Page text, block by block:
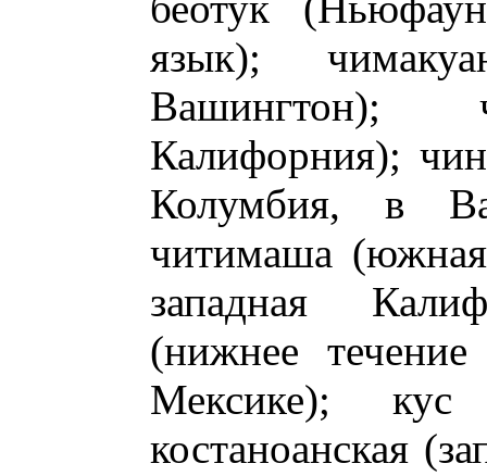
язык);
Вашингтон);
Калифорния);
Колумбия, в
читимаша
западная
(нижнее
Мексике); кус
костаноанская